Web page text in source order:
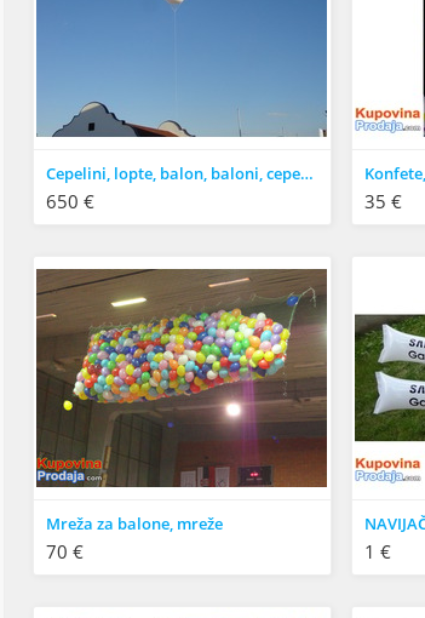
Cepelini, lopte, balon, baloni, cepelin, štampa balona, konfete
650 € 35 €
Mreža za balone, mreže
70 € 1 €